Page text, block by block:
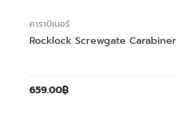
คาราบิเนอร์
Rocklock Screwgate Carabiner
659.00฿